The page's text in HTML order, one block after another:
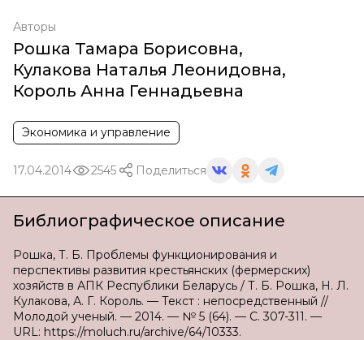
Авторы
Рошка Тамара Борисовна,
Кулакова Наталья Леонидовна,
Король Анна Геннадьевна
Экономика и управление
17.04.2014 2545 Поделиться
Библиографическое описание
Рошка, Т. Б. Проблемы функционирования и
перспективы развития крестьянских (фермерских)
хозяйств в АПК Республики Беларусь / Т. Б. Рошка, Н. Л.
Кулакова, А. Г. Король. — Текст : непосредственный //
Молодой ученый. — 2014. — № 5 (64). — С. 307-311. —
URL: https://moluch.ru/archive/64/10333.